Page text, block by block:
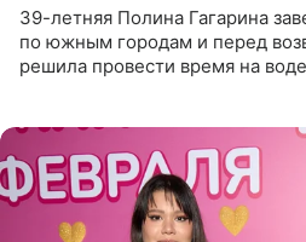
39-летняя Полина Гагарина
по южным городам и перед
решила провести время на